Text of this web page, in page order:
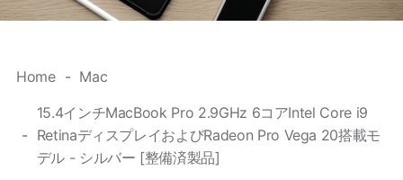
Home Mac
15.4インチMacBook Pro 2.9GHz 6コアIntel Core i9
RetinaディスプレイおよびRadeon Pro Vega 20搭載モ
デル - シルバー [整備済製品]